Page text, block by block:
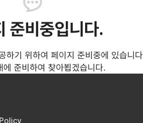
준비중입니다.
하기 위하여 페이지 준비중에 있습니
에 준비하여 찾아뵙겠습니다.